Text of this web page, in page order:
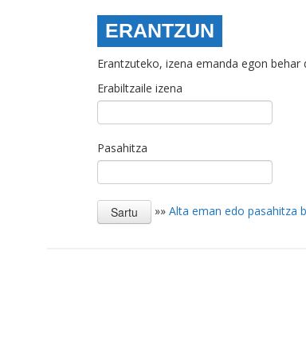
ERANTZUN
Erantzuteko, izena emanda egon behar
Erabiltzaile izena
Pasahitza
»» Alta eman edo pasahitza